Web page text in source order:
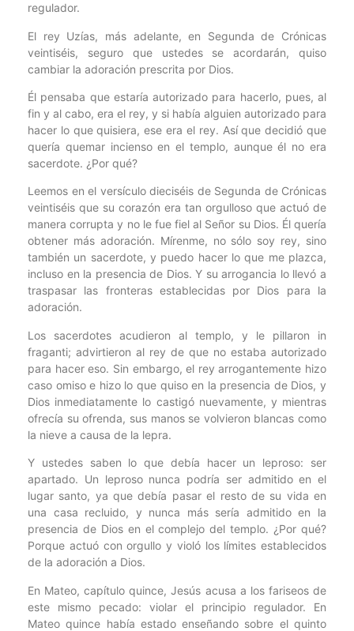
regulador.
El rey Uzías, más adelante, en Segunda de Crónicas
veintiséis, seguro que ustedes se acordarán, quiso
cambiar la adoración prescrita por Dios.
Él pensaba que estaría autorizado para hacerlo, pues, al
fin y al cabo, era el rey, y si había alguien autorizado para
hacer lo que quisiera, ese era el rey. Así que decidió que
quería quemar incienso en el templo, aunque él no era
sacerdote. ¿Por qué?
Leemos en el versículo dieciséis de Segunda de Crónicas
veintiséis que su corazón era tan orgulloso que actuó de
manera corrupta y no le fue fiel al Señor su Dios. Él quería
obtener más adoración. Mírenme, no sólo soy rey, sino
también un sacerdote, y puedo hacer lo que me plazca,
incluso en la presencia de Dios. Y su arrogancia lo llevó a
traspasar las fronteras establecidas por Dios para la
adoración.
Los sacerdotes acudieron al templo, y le pillaron in
fraganti; advirtieron al rey de que no estaba autorizado
para hacer eso. Sin embargo, el rey arrogantemente hizo
caso omiso e hizo lo que quiso en la presencia de Dios, y
Dios inmediatamente lo castigó nuevamente, y mientras
ofrecía su ofrenda, sus manos se volvieron blancas como
la nieve a causa de la lepra.
Y ustedes saben lo que debía hacer un leproso: ser
apartado. Un leproso nunca podría ser admitido en el
lugar santo, ya que debía pasar el resto de su vida en
una casa recluido, y nunca más sería admitido en la
presencia de Dios en el complejo del templo. ¿Por qué?
Porque actuó con orgullo y violó los límites establecidos
de la adoración a Dios.
En Mateo, capítulo quince, Jesús acusa a los fariseos de
este mismo pecado: violar el principio regulador. En
Mateo quince había estado enseñando sobre el quinto